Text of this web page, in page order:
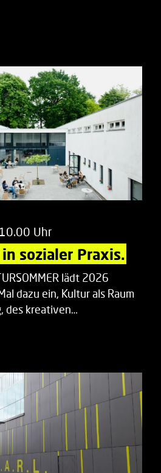
Uhr
sozialer Praxis.
lädt 2026
dazu ein, Kultur als Raum
des kreativen…